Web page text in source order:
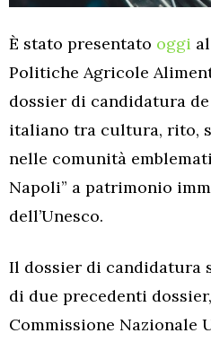
È stato presentato oggi
Politiche Agricole
dossier di candidatura
italiano tra cultura, rito,
nelle comunità
Napoli” a patrimonio
dell’Unesco.
Il dossier di candidatura
di due precedenti
Commissione Nazionale